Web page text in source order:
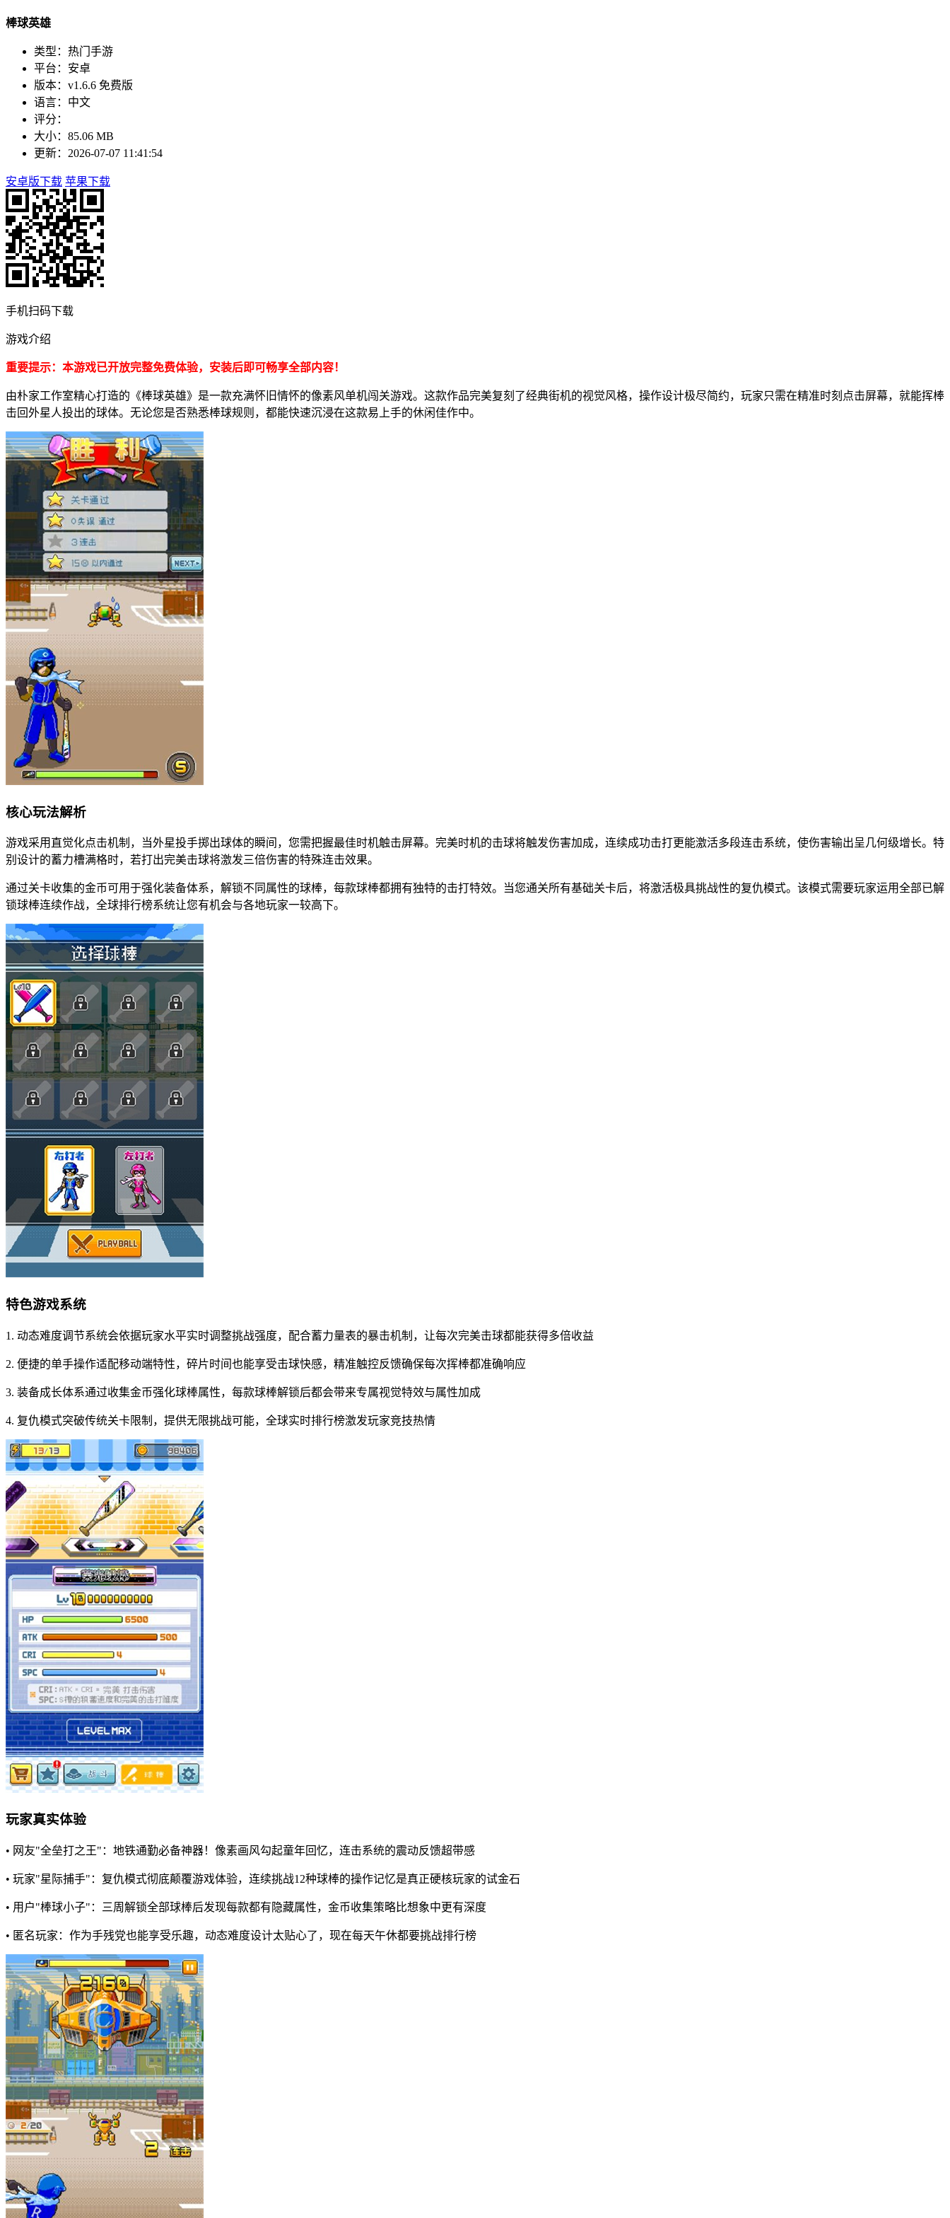
棒球英雄
类型：热门手游
平台：安卓
版本：v1.6.6 免费版
语言：中文
评分：
大小：85.06 MB
更新：2026-07-07 11:41:54
安卓版下载 苹果下载
手机扫码下载
游戏介绍
重要提示：本游戏已开放完整免费体验，安装后即可畅享全部内容！
由朴家工作室精心打造的《棒球英雄》是一款充满怀旧情怀的像素风单机闯关游戏。这款作品完美复刻了经典街机的视觉风格，操作设计极尽简约，玩家只需在精准时刻点击屏幕，就能挥棒
击回外星人投出的球体。无论您是否熟悉棒球规则，都能快速沉浸在这款易上手的休闲佳作中。
核心玩法解析
游戏采用直觉化点击机制，当外星投手掷出球体的瞬间，您需把握最佳时机触击屏幕。完美时机的击球将触发伤害加成，连续成功击打更能激活多段连击系统，使伤害输出呈几何级增长。特
别设计的蓄力槽满格时，若打出完美击球将激发三倍伤害的特殊连击效果。
通过关卡收集的金币可用于强化装备体系，解锁不同属性的球棒，每款球棒都拥有独特的击打特效。当您通关所有基础关卡后，将激活极具挑战性的复仇模式。该模式需要玩家运用全部已解
锁球棒连续作战，全球排行榜系统让您有机会与各地玩家一较高下。
特色游戏系统
1. 动态难度调节系统会依据玩家水平实时调整挑战强度，配合蓄力量表的暴击机制，让每次完美击球都能获得多倍收益
2. 便捷的单手操作适配移动端特性，碎片时间也能享受击球快感，精准触控反馈确保每次挥棒都准确响应
3. 装备成长体系通过收集金币强化球棒属性，每款球棒解锁后都会带来专属视觉特效与属性加成
4. 复仇模式突破传统关卡限制，提供无限挑战可能，全球实时排行榜激发玩家竞技热情
玩家真实体验
• 网友"全垒打之王"：地铁通勤必备神器！像素画风勾起童年回忆，连击系统的震动反馈超带感
• 玩家"星际捕手"：复仇模式彻底颠覆游戏体验，连续挑战12种球棒的操作记忆是真正硬核玩家的试金石
• 用户"棒球小子"：三周解锁全部球棒后发现每款都有隐藏属性，金币收集策略比想象中更有深度
• 匿名玩家：作为手残党也能享受乐趣，动态难度设计太贴心了，现在每天午休都要挑战排行榜